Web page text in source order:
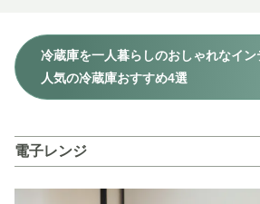
冷蔵庫を一人暮らしのおしゃれなイン
人気の冷蔵庫おすすめ4選
電子レンジ